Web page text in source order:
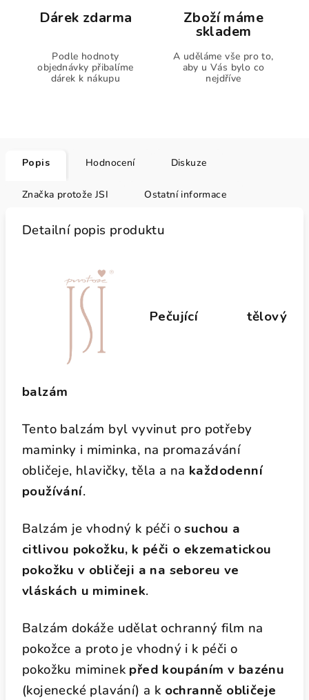
Dárek zdarma
Podle hodnoty
objednávky přibalíme
dárek k nákupu
Zboží máme
skladem
A uděláme vše pro to,
aby u Vás bylo co
nejdříve
Popis Hodnocení Diskuze
Značka protože JSI Ostatní informace
Detailní popis produktu
Pečující tělový
balzám
Tento balzám byl vyvinut pro potřeby
maminky i miminka, na promazávání
obličeje, hlavičky, těla a na každodenní
používání.
Balzám je vhodný k péči osuchou a
citlivou pokožku, k péči o ekzematickou
pokožku v obličeji a na seboreu ve
vláskách u miminek.
Balzám dokáže udělat ochranný film na
pokožce a proto je vhodný i k péči o
pokožku miminek před koupáním v bazénu
(kojenecké plavání) a k ochranně obličeje